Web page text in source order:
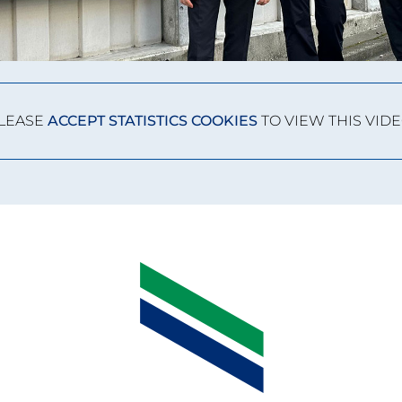
ACCEPT STATISTICS COOKIESTO VIEW THIS